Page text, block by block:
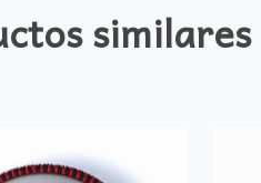
similares